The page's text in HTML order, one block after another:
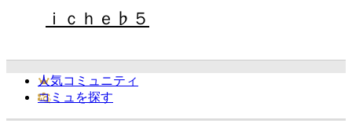
ｉｃｈｅ♭５
人気コミュニティ
コミュを探す